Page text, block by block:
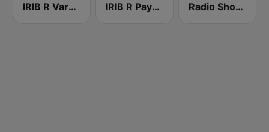
IRIB R Varzesh رادیو ورزش IRIB R Payam رادیو پیام Radio Shoma (راديو شما)